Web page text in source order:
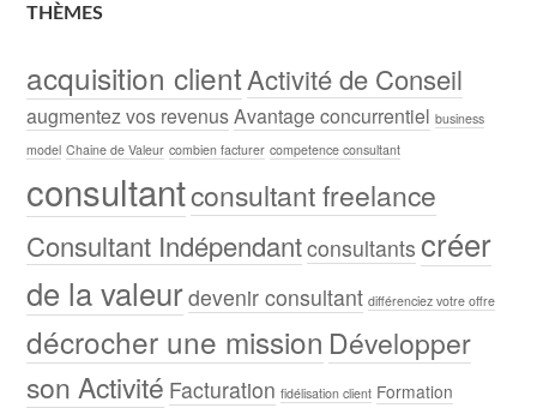
THÈMES
acquisition clientActivité de Conseil
augmentez vos revenusAvantage concurrentiel business
model Chaine de Valeur combien facturer competence consultant
consultantconsultant freelance
Consultant Indépendantconsultants créer
de la valeurdevenir consultant différenciez votre offre
décrocher une mission Développer
son Activité Facturation fidélisation client Formation